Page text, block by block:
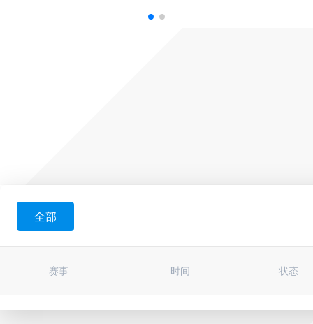
全部
赛事 时间 状态